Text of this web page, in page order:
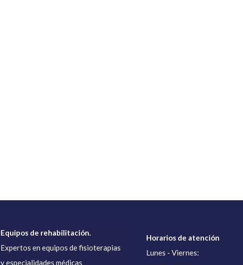
Equipos de rehabilitación.
Expertos en equipos de fisioterapias
y especialidades médicas
Horarios de atención
Lunes - Viernes: